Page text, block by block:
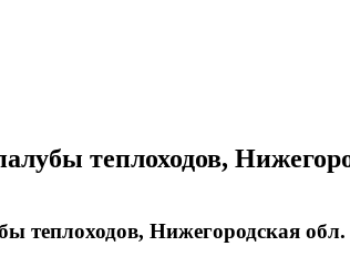
теплоходов,
теплоходов, Нижегородская обл.